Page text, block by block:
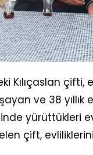
Kılıçaslan
ve 38 yıllık
yürüttükleri
çift,